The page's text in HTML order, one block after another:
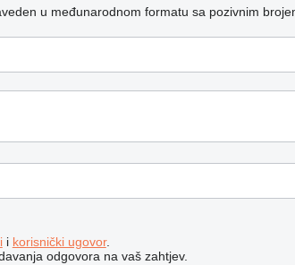
u međunarodnom formatu sa pozivnim
i korisnički ugovor.
odgovora na vaš zahtjev.